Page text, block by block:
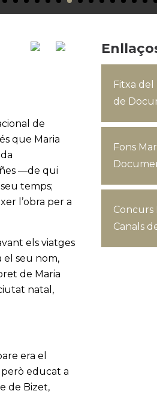
de
que Maria
—de qui
temps;
l’obra per a
els viatges
el seu nom,
de Maria
natal,
era el
però educat a
de Bizet,
Fitxa del
de
Fons
Concurs
Canals